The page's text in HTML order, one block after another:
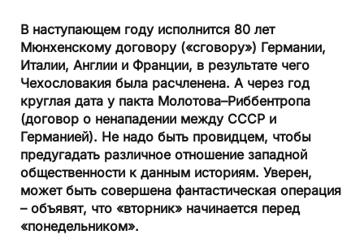
В наступающем году исполнится 80 лет
Мюнхенскому договору («сговору») Германии,
Италии, Англии и Франции, в результате чего
Чехословакия была расчленена. А через год
круглая дата у пакта Молотова–Риббентропа
(договор о ненападении между СССР и
Германией). Не надо быть провидцем, чтобы
предугадать различное отношение западной
общественности к данным историям. Уверен,
может быть совершена фантастическая операция
– объявят, что «вторник» начинается перед
«понедельником».